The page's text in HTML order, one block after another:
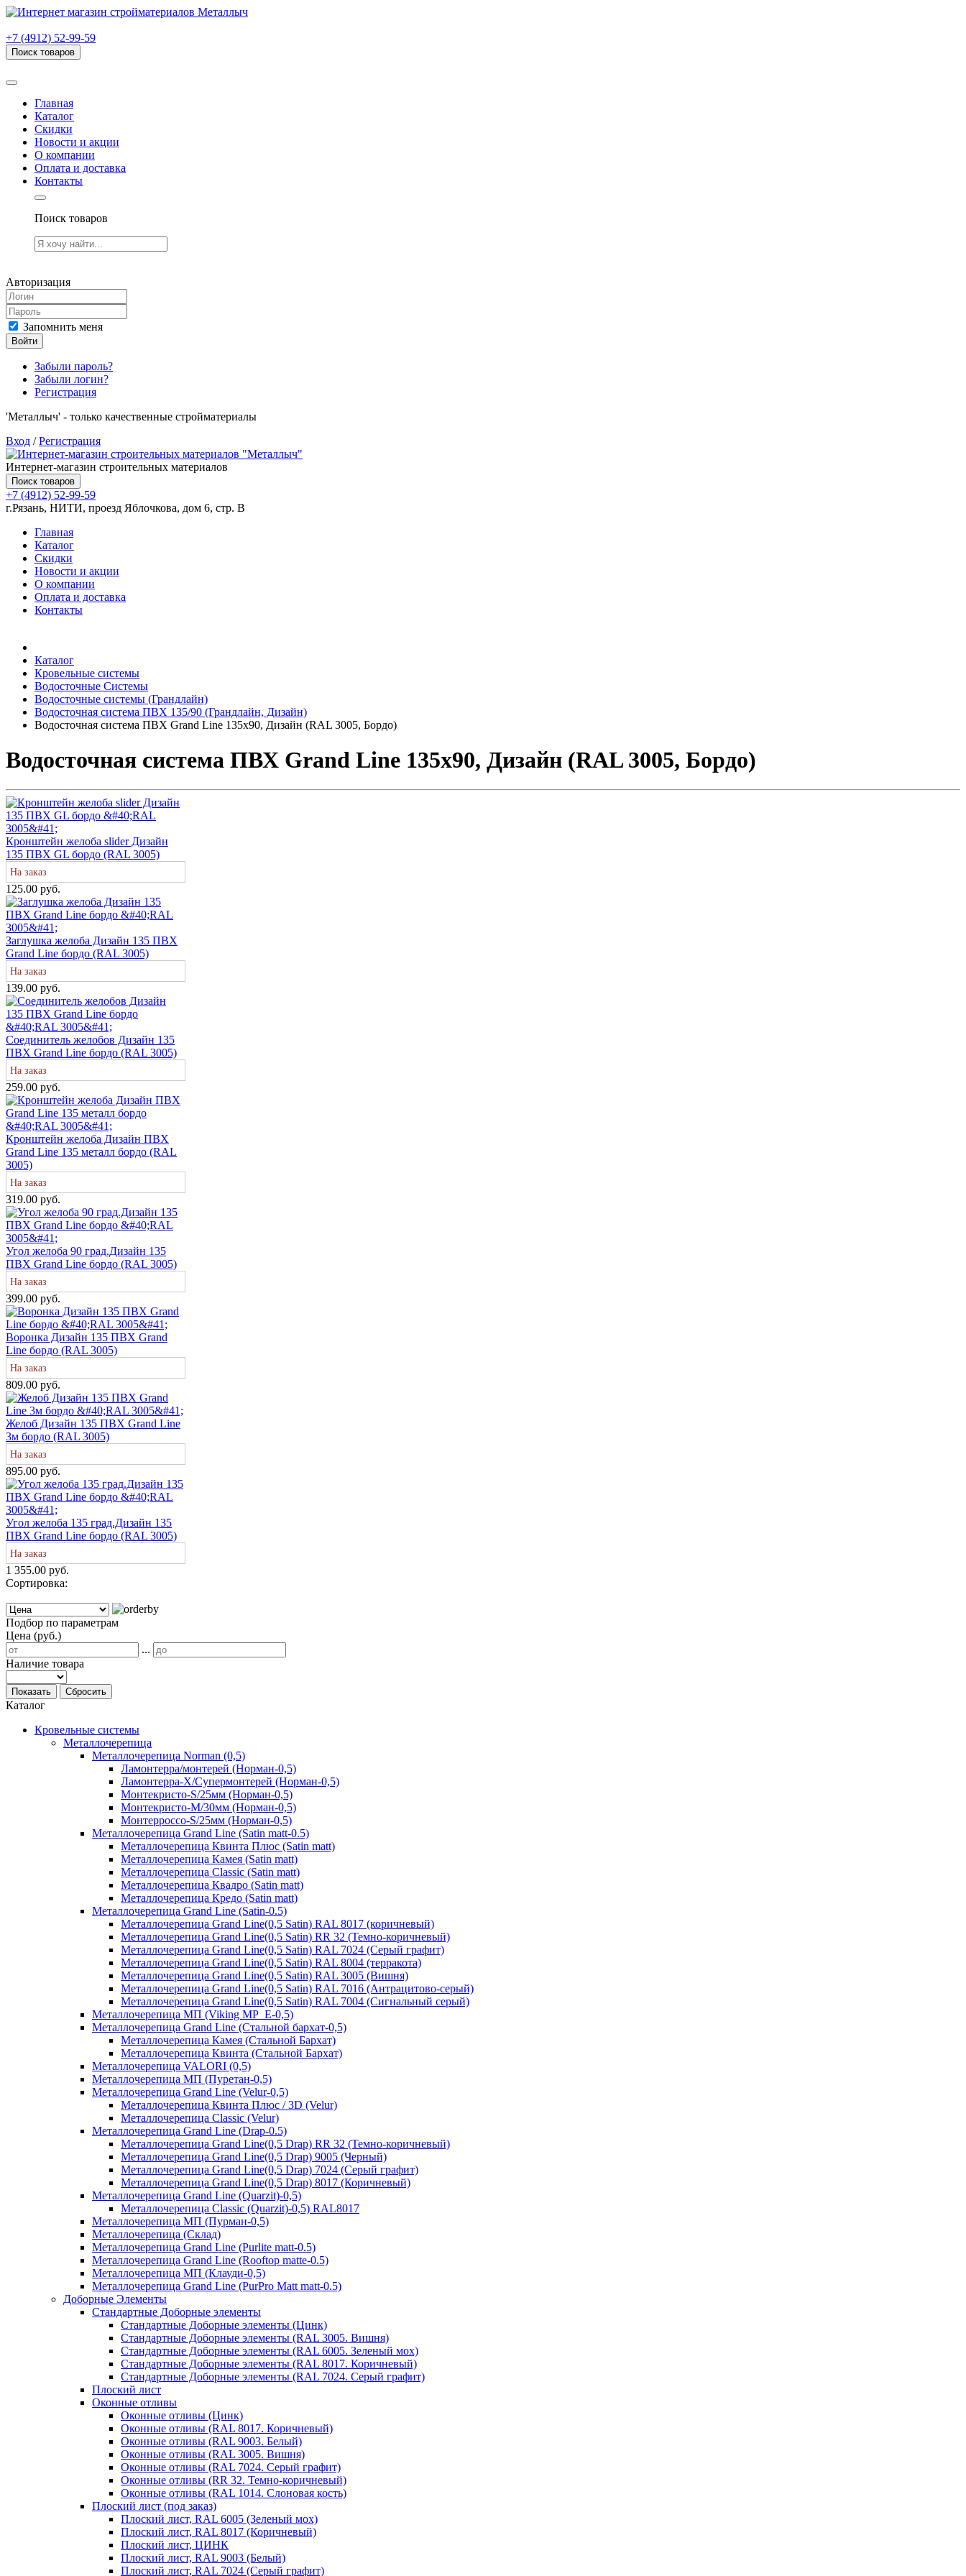
+7 (4912) 52-99-59
Поиск товаров
Главная
Каталог
Скидки
Новости и акции
О компании
Оплата и доставка
Контакты
Поиск товаров
Авторизация
Запомнить меня
Войти
Забыли пароль?
Забыли логин?
Регистрация
'Металлыч' - только качественные стройматериалы
Вход /Регистрация
Интернет-магазин строительных материалов
Поиск товаров
+7 (4912) 52-99-59
г.Рязань, НИТИ, проезд Яблочкова, дом 6, стр. В
Главная
Каталог
Скидки
Новости и акции
О компании
Оплата и доставка
Контакты
Каталог
Кровельные системы
Водосточные Системы
Водосточные системы (Грандлайн)
Водосточная система ПВХ 135/90 (Грандлайн, Дизайн)
Водосточная система ПВХ Grand Line 135х90, Дизайн (RAL 3005, Бордо)
Водосточная система ПВХ Grand Line 135х90, Дизайн (RAL 3005, Бордо)
Кронштейн желоба slider Дизайн
135 ПВХ GL бордо (RAL 3005)
На заказ
125.00 руб.
Заглушка желоба Дизайн 135 ПВХ
Grand Line бордо (RAL 3005)
На заказ
139.00 руб.
Соединитель желобов Дизайн 135
ПВХ Grand Line бордо (RAL 3005)
На заказ
259.00 руб.
Кронштейн желоба Дизайн ПВХ
Grand Line 135 металл бордо (RAL
3005)
На заказ
319.00 руб.
Угол желоба 90 град.Дизайн 135
ПВХ Grand Line бордо (RAL 3005)
На заказ
399.00 руб.
Воронка Дизайн 135 ПВХ Grand
Line бордо (RAL 3005)
На заказ
809.00 руб.
Желоб Дизайн 135 ПВХ Grand Line
3м бордо (RAL 3005)
На заказ
895.00 руб.
Угол желоба 135 град.Дизайн 135
ПВХ Grand Line бордо (RAL 3005)
На заказ
1 355.00 руб.
Сортировка:
Подбор по параметрам
Цена (руб.)
...
Наличие товара
Показать Сбросить
Каталог
Кровельные системы
Металлочерепица
Металлочерепица Norman (0,5)
Ламонтерра/монтерей (Норман-0,5)
Ламонтерра-Х/Супермонтерей (Норман-0,5)
Монтекристо-S/25мм (Норман-0,5)
Монтекристо-M/30мм (Норман-0,5)
Монтерроссо-S/25мм (Норман-0,5)
Металлочерепица Grand Line (Satin matt-0.5)
Металлочерепица Квинта Плюс (Satin matt)
Металлочерепица Камея (Satin matt)
Металлочерепица Classic (Satin matt)
Металлочерепица Квадро (Satin matt)
Металлочерепица Кредо (Satin matt)
Металлочерепица Grand Line (Satin-0.5)
Металлочерепица Grand Line(0,5 Satin) RAL 8017 (коричневый)
Металлочерепица Grand Line(0,5 Satin) RR 32 (Темно-коричневый)
Металлочерепица Grand Line(0,5 Satin) RAL 7024 (Серый графит)
Металлочерепица Grand Line(0,5 Satin) RAL 8004 (терракота)
Металлочерепица Grand Line(0,5 Satin) RAL 3005 (Вишня)
Металлочерепица Grand Line(0,5 Satin) RAL 7016 (Антрацитово-серый)
Металлочерепица Grand Line(0,5 Satin) RAL 7004 (Сигнальный серый)
Металлочерепица МП (Viking MP_E-0,5)
Металлочерепица Grand Line (Стальной бархат-0,5)
Металлочерепица Камея (Стальной Бархат)
Металлочерепица Квинта (Стальной Бархат)
Металлочерепица VALORI (0,5)
Металлочерепица МП (Пуретан-0,5)
Металлочерепица Grand Line (Velur-0,5)
Металлочерепица Квинта Плюс / 3D (Velur)
Металлочерепица Classic (Velur)
Металлочерепица Grand Line (Drap-0.5)
Металлочерепица Grand Line(0,5 Drap) RR 32 (Темно-коричневый)
Металлочерепица Grand Line(0,5 Drap) 9005 (Черный)
Металлочерепица Grand Line(0,5 Drap) 7024 (Серый графит)
Металлочерепица Grand Line(0,5 Drap) 8017 (Коричневый)
Металлочерепица Grand Line (Quarzit)-0,5)
Металлочерепица Classic (Quarzit)-0,5) RAL8017
Металлочерепица МП (Пурман-0,5)
Металлочерепица (Склад)
Металлочерепица Grand Line (Purlite matt-0.5)
Металлочерепица Grand Line (Rooftop matte-0.5)
Металлочерепица МП (Клауди-0,5)
Металлочерепица Grand Line (PurPro Matt matt-0.5)
Доборные Элементы
Стандартные Доборные элементы
Стандартные Доборные элементы (Цинк)
Стандартные Доборные элементы (RAL 3005. Вишня)
Стандартные Доборные элементы (RAL 6005. Зеленый мох)
Стандартные Доборные элементы (RAL 8017. Коричневый)
Стандартные Доборные элементы (RAL 7024. Серый графит)
Плоский лист
Оконные отливы
Оконные отливы (Цинк)
Оконные отливы (RAL 8017. Коричневый)
Оконные отливы (RAL 9003. Белый)
Оконные отливы (RAL 3005. Вишня)
Оконные отливы (RAL 7024. Серый графит)
Оконные отливы (RR 32. Темно-коричневый)
Оконные отливы (RAL 1014. Слоновая кость)
Плоский лист (под заказ)
Плоский лист, RAL 6005 (Зеленый мох)
Плоский лист, RAL 8017 (Коричневый)
Плоский лист, ЦИНК
Плоский лист, RAL 9003 (Белый)
Плоский лист, RAL 7024 (Серый графит)